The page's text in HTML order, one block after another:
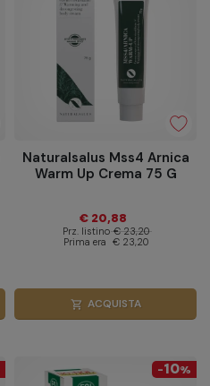
Naturalsalus Mss4 Arnica
Warm Up Crema 75 G
€ 20,88
Prz. listino € 23,20
Prima era € 23,20
shopping_cart ACQUISTA
-10%